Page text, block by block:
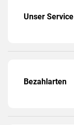
Unser Service
Bezahlarten